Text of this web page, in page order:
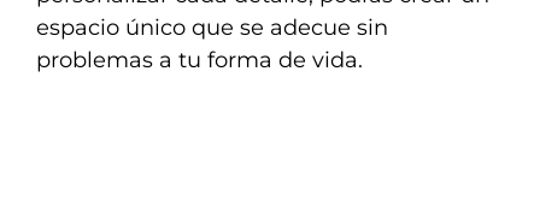
espacio único que se adecue sin
problemas a tu forma de vida.